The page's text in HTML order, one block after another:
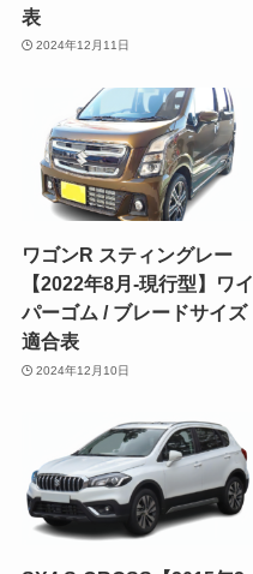
表
2024年12月11日
ワゴンR スティングレー
【2022年8月-現行型】ワイ
パーゴム / ブレードサイズ
適合表
2024年12月10日